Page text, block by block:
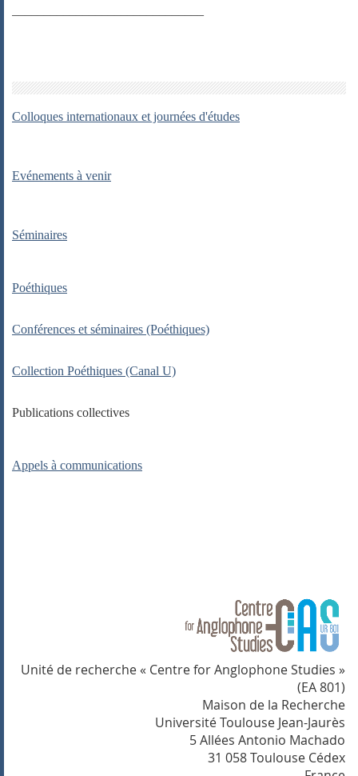
Colloques internationaux et journées d'études
Evénements à venir
Séminaires
Poéthiques
Conférences et séminaires (Poéthiques)
Collection Poéthiques (Canal U)
Publications collectives
Appels à communications
Unité de recherche « Centre for Anglophone Studies »
(EA 801)
Maison de la Recherche
Université Toulouse Jean-Jaurès
5 Allées Antonio Machado
31 058 Toulouse Cédex